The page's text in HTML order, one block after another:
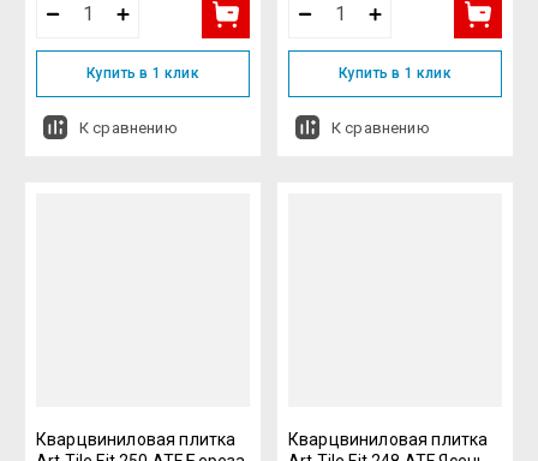
Купить в 1 клик
К сравнению
Купить в 1 клик
К сравнению
Кварцвиниловая плитка
Кварцвиниловая плитка